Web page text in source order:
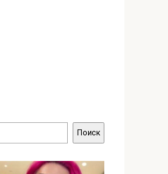
Поиск